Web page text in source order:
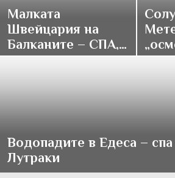
Малката
Швейцария на
Балканите – СПА,
традиции и купон
Водопадите в Едеса –
Лутраки